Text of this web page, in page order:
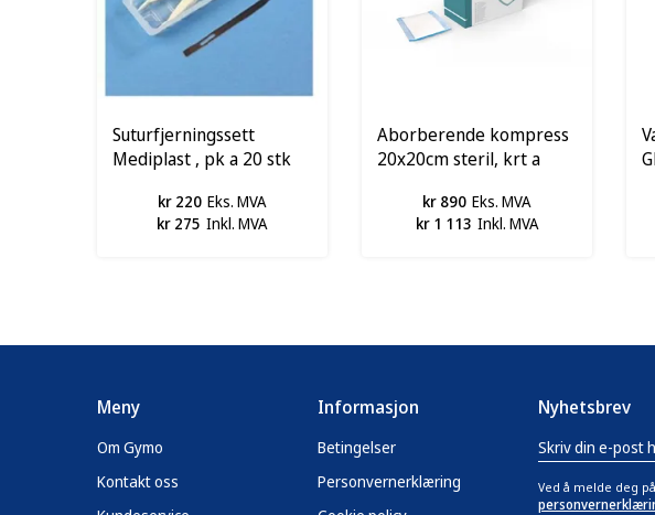
Suturfjerningssett
Mediplast , pk a 20 stk
kr 220 Eks. MVA
kr 275 Inkl. MVA
Aborberende kompress
20x20cm steril, krt a
kr 890 Eks. MVA
kr 1 113 Inkl. MVA
Meny
Om Gymo
Kontakt oss
Informasjon
Betingelser
Personvernerklæring
Nyhetsbrev
Ved å melde deg